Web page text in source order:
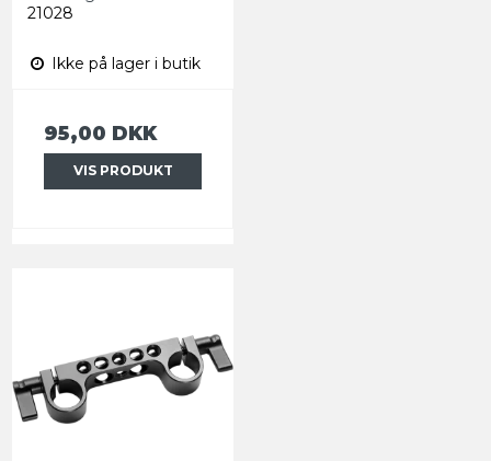
21028
Ikke på lager i butik
95,00 DKK
VIS PRODUKT